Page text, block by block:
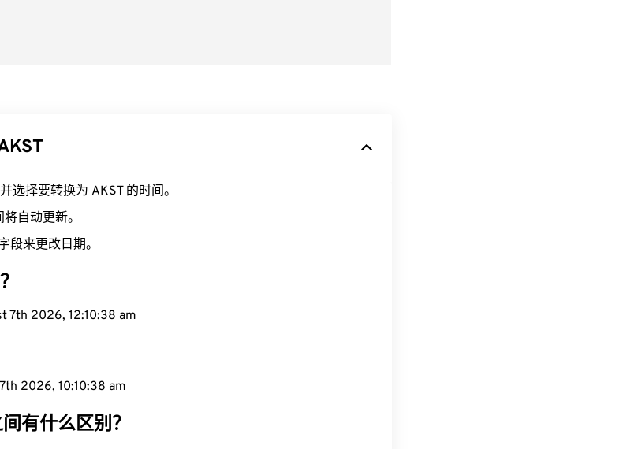
选择要转换为 AKST 的时间。
自动更新。
段来更改日期。
7th 2026, 12:10:39 am
2026, 10:10:39 am
有什么区别？